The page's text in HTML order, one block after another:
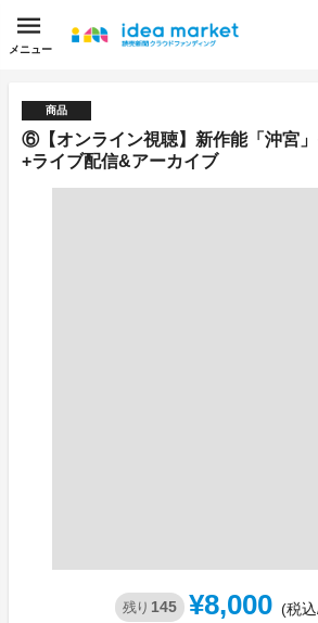
メニュー
商品
⑥【オンライン視聴】新作能「沖宮
+ライブ配信&アーカイブ
残り 145 ¥8,000 (税